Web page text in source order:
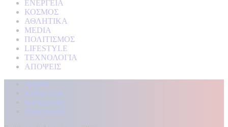
ΕΝΕΡΓΕΙΑ
ΚΟΣΜΟΣ
ΑΘΛΗΤΙΚΑ
MEDIA
ΠΟΛΙΤΙΣΜΟΣ
LIFESTYLE
ΤΕΧΝΟΛΟΓΙΑ
ΑΠΟΨΕΙΣ
Αρχική
Kontra Live
Καταγγελίες
Επικοινωνία